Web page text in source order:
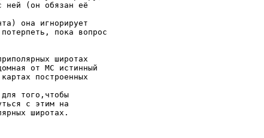
ней (он обязан её
она игнорирует
пока вопрос
широтах
от МС истинный
построенных
того,чтобы
с этим на
широтах.